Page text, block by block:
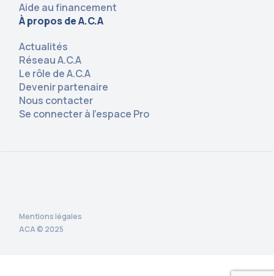
Aide au financement
À propos de A.C.A
Actualités
Réseau A.C.A
Le rôle de A.C.A
Devenir partenaire
Nous contacter
Se connecter à l’espace Pro
ACA © 2025
Mentions légales